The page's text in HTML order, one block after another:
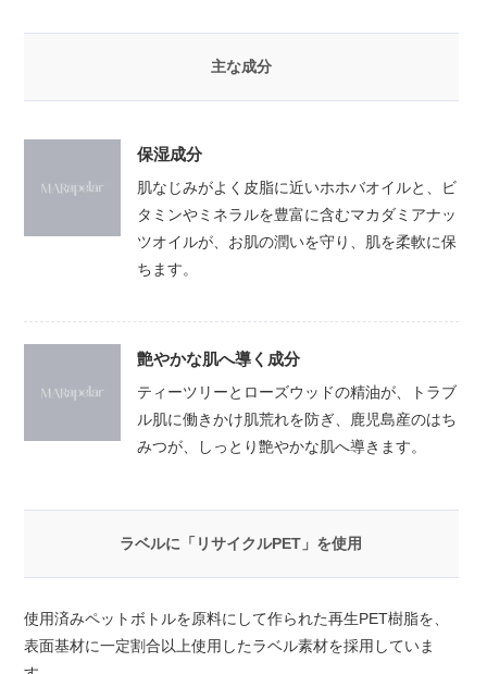
主な成分
保湿成分
肌なじみがよく皮脂に近いホホバオイルと、ビ
タミンやミネラルを豊富に含むマカダミアナッ
ツオイルが、お肌の潤いを守り、肌を柔軟に保
ちます。
艶やかな肌へ導く成分
ティーツリーとローズウッドの精油が、トラブ
ル肌に働きかけ肌荒れを防ぎ、鹿児島産のはち
みつが、しっとり艶やかな肌へ導きます。
ラベルに「リサイクルPET」を使用
使用済みペットボトルを原料にして作られた再生PET樹脂を、
表面基材に一定割合以上使用したラベル素材を採用していま